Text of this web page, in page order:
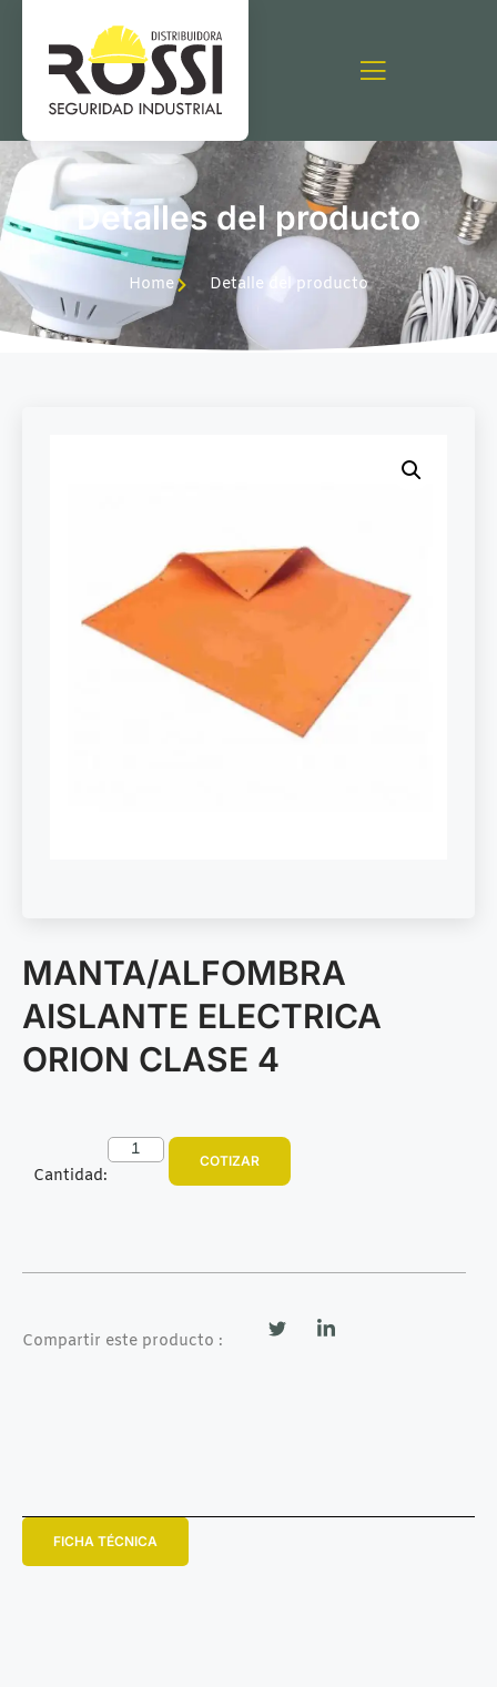
Detalles del producto
Home Detalle del producto
MANTA/ALFOMBRA
AISLANTE ELECTRICA
ORION CLASE 4
Cantidad:
COTIZAR
Compartir este producto :
FICHA TÉCNICA